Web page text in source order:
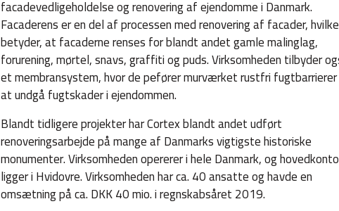
facadevedligeholdelse og renovering af ejendomme i Danmark.
Facaderens er en del af processen med renovering af facader,
betyder, at facaderne renses for blandt andet gamle malinglag,
forurening, mørtel, snavs, graffiti og puds. Virksomheden tilbyder
et membransystem, hvor de pеfører murværket rustfri
at undgå fugtskader i ejendommen.
Blandt tidligere projekter har Cortex blandt andet udført
renoveringsarbejde på mange af Danmarks vigtigste historiske
monumenter. Virksomheden opererer i hele Danmark, og
ligger i Hvidovre. Virksomheden har ca. 40 ansatte og havde en
omsætning på ca. DKK 40 mio. i regnskabsåret 2019.